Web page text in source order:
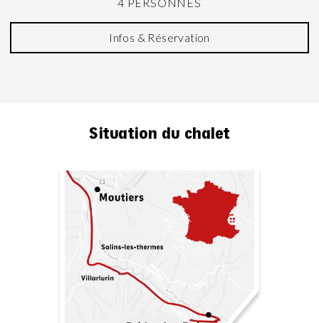
Infos & Réservation
Situation du chalet